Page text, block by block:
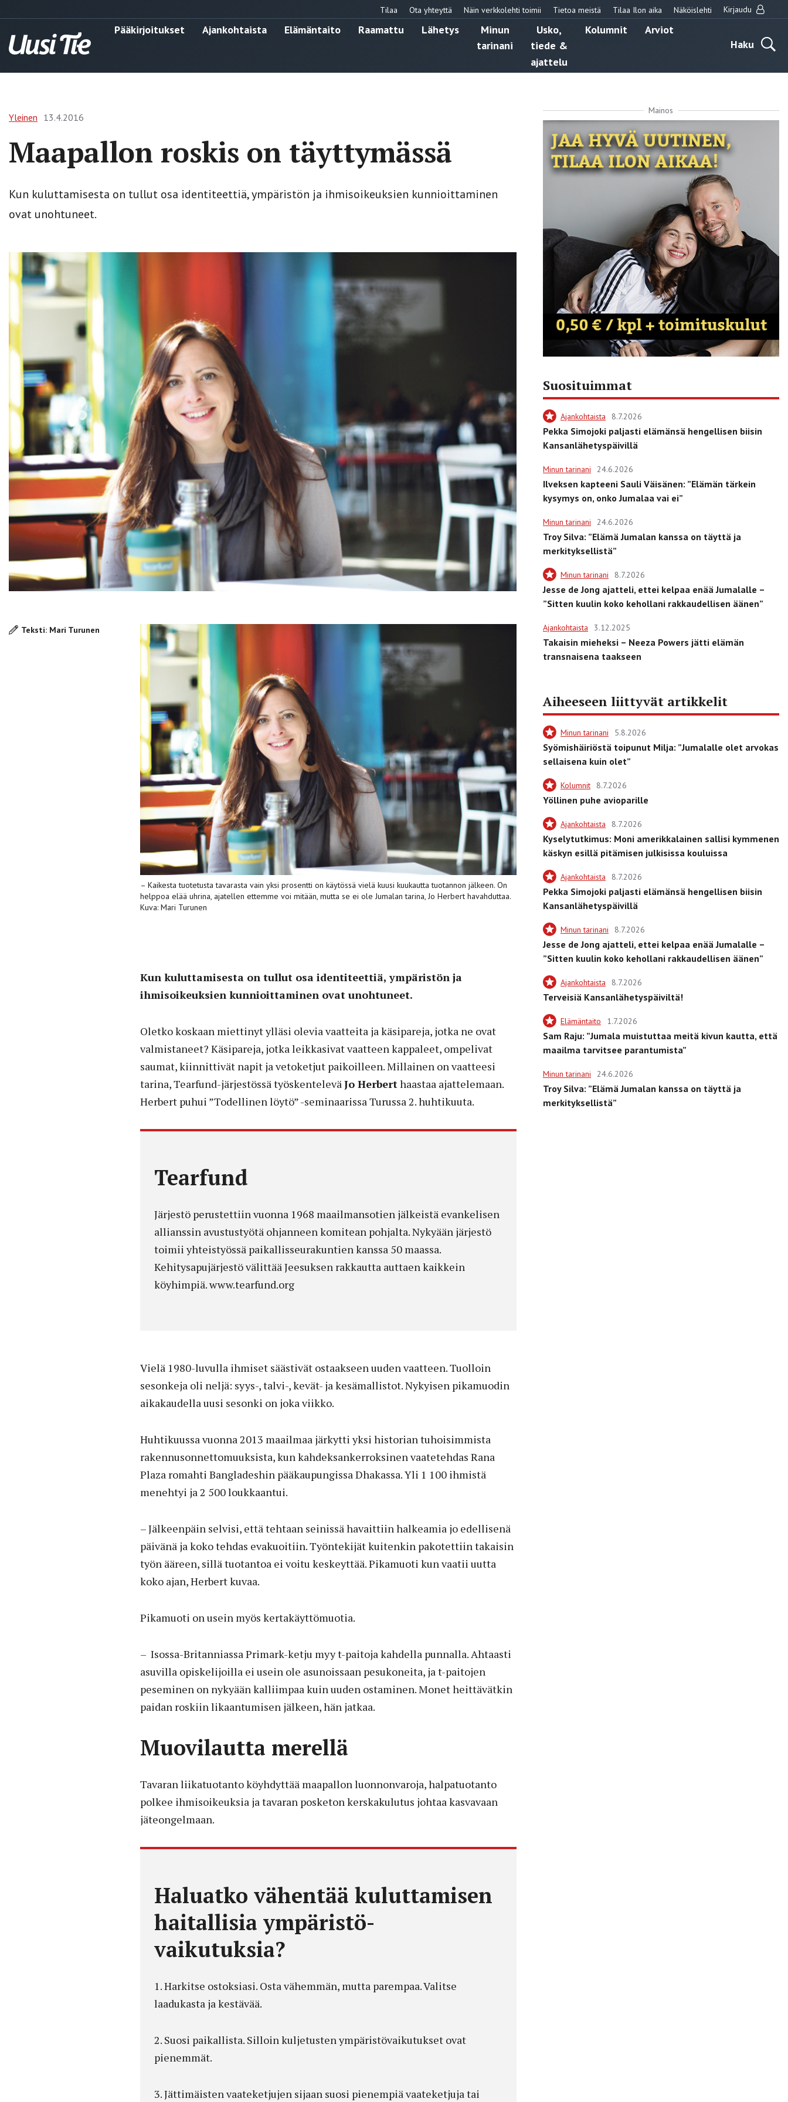
Tilaa Ota yhteyttä Näin verkkolehti toimii Tietoa meistä Tilaa Ilon aika Näköislehti Kirjaudu
Pääkirjoitukset Ajankohtaista Elämäntaito Raamattu Lähetys
Minun
tarinani
Usko,
tiede &
ajattelu
Kolumnit
Arviot
Haku
Yleinen 13.4.2016
Maapallon roskis on täyttymässä
Kun kuluttamisesta on tullut osa identiteettiä, ympäristön ja ihmisoikeuksien kunnioittaminen
ovat unohtuneet.
Teksti: Mari Turunen
– Kaikesta tuotetusta tavarasta vain yksi prosentti on käytössä vielä kuusi kuukautta tuotannon jälkeen. On
helppoa elää uhrina, ajatellen ettemme voi mitään, mutta se ei ole Jumalan tarina, Jo Herbert havahduttaa.
Kuva: Mari Turunen
Kun kuluttamisesta on tullut osa identiteettiä, ympäristön ja
ihmisoikeuksien kunnioittaminen ovat unohtuneet.
Oletko koskaan miettinyt ylläsi olevia vaatteita ja käsipareja, jotka ne ovat
valmistaneet? Käsipareja, jotka leikkasivat vaatteen kappaleet, ompelivat
saumat, kiinnittivät napit ja vetoketjut paikoilleen. Millainen on vaatteesi
tarina, Tearfund-järjestössä työskenteleväJo Herberthaastaa ajattelemaan.
Herbert puhui ”Todellinen löytö” -seminaarissa Turussa 2. huhtikuuta.
Tearfund
Järjestö perustettiin vuonna 1968 maailmansotien jälkeistä evankelisen
allianssin avustustyötä ohjanneen komitean pohjalta. Nykyään järjestö
toimii yhteistyössä paikallisseurakuntien kanssa 50 maassa.
Kehitysapujärjestö välittää Jeesuksen rakkautta auttaen kaikkein
köyhimpiä. www.tearfund.org
Vielä 1980-luvulla ihmiset säästivät ostaakseen uuden vaatteen. Tuolloin
sesonkeja oli neljä: syys-, talvi-, kevät- ja kesämallistot. Nykyisen pikamuodin
aikakaudella uusi sesonki on joka viikko.
Huhtikuussa vuonna 2013 maailmaa järkytti yksi historian tuhoisimmista
rakennusonnettomuuksista, kun kahdeksankerroksinen vaatetehdas Rana
Plaza romahti Bangladeshin pääkaupungissa Dhakassa. Yli 1 100 ihmistä
menehtyi ja 2 500 loukkaantui.
– Jälkeenpäin selvisi, että tehtaan seinissä havaittiin halkeamia jo edellisenä
päivänä ja koko tehdas evakuoitiin. Työntekijät kuitenkin pakotettiin takaisin
työn ääreen, sillä tuotantoa ei voitu keskeyttää. Pikamuoti kun vaatii uutta
koko ajan, Herbert kuvaa.
Pikamuoti on usein myös kertakäyttömuotia.
– Isossa-Britanniassa Primark-ketju myy t-paitoja kahdella punnalla. Ahtaasti
asuvilla opiskelijoilla ei usein ole asunoissaan pesukoneita, ja t-paitojen
peseminen on nykyään kalliimpaa kuin uuden ostaminen. Monet heittävätkin
paidan roskiin likaantumisen jälkeen, hän jatkaa.
Muovilautta merellä
Tavaran liikatuotanto köyhdyttää maapallon luonnonvaroja, halpatuotanto
polkee ihmisoikeuksia ja tavaran posketon kerskakulutus johtaa kasvavaan
jäteongelmaan.
Haluatko vähentää kuluttamisen
haitallisia ympäristö-
vaikutuksia?
1. Harkitse ostoksiasi. Osta vähemmän, mutta parempaa. Valitse
laadukasta ja kestävää.
2. Suosi paikallista. Silloin kuljetusten ympäristövaikutukset ovat
pienemmät.
3. Jättimäisten vaateketjujen sijaan suosi pienempiä vaateketjuja tai
Mainos
Suosituimmat
Ajankohtaista 8.7.2026
Pekka Simojoki paljasti elämänsä hengellisen biisin
Kansanlähetyspäivillä
Minun tarinani 24.6.2026
Ilveksen kapteeni Sauli Väisänen: ”Elämän tärkein
kysymys on, onko Jumalaa vai ei”
Minun tarinani 24.6.2026
Troy Silva: ”Elämä Jumalan kanssa on täyttä ja
merkityksellistä”
Minun tarinani 8.7.2026
Jesse de Jong ajatteli, ettei kelpaa enää Jumalalle –
”Sitten kuulin koko kehollani rakkaudellisen äänen”
Ajankohtaista 3.12.2025
Takaisin mieheksi – Neeza Powers jätti elämän
transnaisena taakseen
Aiheeseen liittyvät artikkelit
Minun tarinani 5.8.2026
Syömishäiriöstä toipunut Milja: ”Jumalalle olet arvokas
sellaisena kuin olet”
Kolumnit 8.7.2026
Yöllinen puhe avioparille
Ajankohtaista 8.7.2026
Kyselytutkimus: Moni amerikkalainen sallisi kymmenen
käskyn esillä pitämisen julkisissa kouluissa
Ajankohtaista 8.7.2026
Pekka Simojoki paljasti elämänsä hengellisen biisin
Kansanlähetyspäivillä
Minun tarinani 8.7.2026
Jesse de Jong ajatteli, ettei kelpaa enää Jumalalle –
”Sitten kuulin koko kehollani rakkaudellisen äänen”
Ajankohtaista 8.7.2026
Terveisiä Kansanlähetyspäiviltä!
Elämäntaito 1.7.2026
Sam Raju: ”Jumala muistuttaa meitä kivun kautta, että
maailma tarvitsee parantumista”
Minun tarinani 24.6.2026
Troy Silva: ”Elämä Jumalan kanssa on täyttä ja
merkityksellistä”